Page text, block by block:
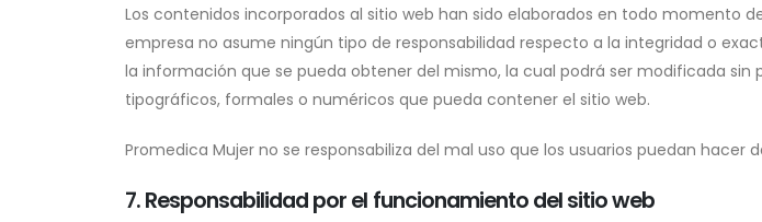
Los contenidos incorporados al sitio web han sido elaborados en todo momento
empresa no asume ningún tipo de responsabilidad respecto a la integridad o
la información que se pueda obtener del mismo, la cual podrá ser modificada sin
tipográficos, formales o numéricos que pueda contener el sitio web.
Promedica Mujer no se responsabiliza del mal uso que los usuarios puedan hacer
7. Responsabilidad por el funcionamiento del sitio web